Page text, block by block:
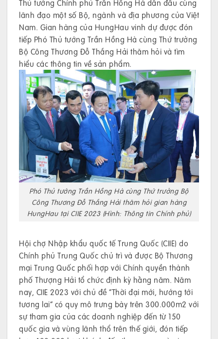
Thủ tướng Chính phủ Trần Hồng Hà dẫn đầu cùng
lãnh đạo một số Bộ, ngành và địa phương của Việt
Nam. Gian hàng của HungHau vinh dự được đón
tiếp Phó Thủ tướng Trần Hồng Hà cùng Thứ trưởng
Bộ Công Thương Đỗ Thắng Hải thăm hỏi và tìm
hiểu các thông tin về sản phẩm.
Phó Thủ tướng Trần Hồng Hà cùng Thứ trưởng Bộ
Công Thương Đỗ Thắng Hải thăm hỏi gian hàng
HungHau tại CIIE 2023 (Hình: Thông tin Chính phủ)
Hội chợ Nhập khẩu quốc tế Trung Quốc (CIIE) do
Chính phủ Trung Quốc chủ trì và được Bộ Thương
mại Trung Quốc phối hợp với Chính quyền thành
phố Thượng Hải tổ chức định kỳ hằng năm. Năm
nay, CIIE 2023 với chủ đề “Thời đại mới, hướng tới
tương lai” có quy mô trưng bày trên 300.000m2 với
sự tham gia của các doanh nghiệp đến từ 150
quốc gia và vùng lãnh thổ trên thế giới, đón tiếp